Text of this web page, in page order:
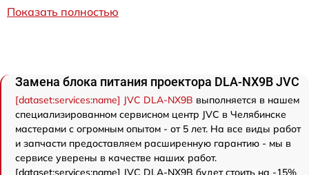
Показать полностью
Замена блока питания проектора DLA-NX9B JVC
[dataset:services:name] JVC DLA-NX9B выполняется в нашем
специализированном сервисном центр JVC в Челябинске
мастерами с огромным опытом - от 5 лет. На все виды работ
и запчасти предоставляем расширенную гарантию - мы в
сервисе уверены в качестве наших работ.
[dataset:services:name] JVC DLA-NX9B будет стоить на -15%